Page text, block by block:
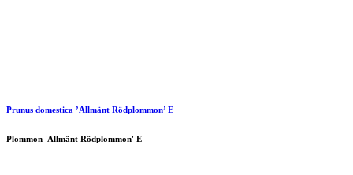
Prunus domestica ’Allmänt Rödplommon’ E
Plommon 'Allmänt Rödplommon' E